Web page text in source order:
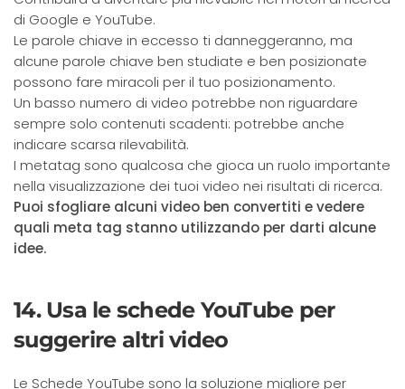
di Google e YouTube.
Le parole chiave in eccesso ti danneggeranno, ma
alcune parole chiave ben studiate e ben posizionate
possono fare miracoli per il tuo posizionamento.
Un basso numero di video potrebbe non riguardare
sempre solo contenuti scadenti: potrebbe anche
indicare scarsa rilevabilità.
I metatag sono qualcosa che gioca un ruolo importante
nella visualizzazione dei tuoi video nei risultati di ricerca.
Puoi sfogliare alcuni video ben convertiti e vedere
quali meta tag stanno utilizzando per darti alcune
idee.
14. Usa le schede YouTube per
suggerire altri video
Le Schede YouTube sono la soluzione migliore per